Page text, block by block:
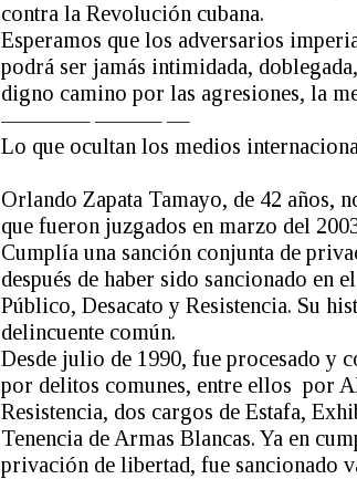
contra la Revolución cubana.
Esperamos que los adversarios
podrá ser jamás intimidada,
digno camino por las agresiones, la
———— ——— —
Lo que ocultan los medios
Orlando Zapata Tamayo, de 42 años,
que fueron juzgados en marzo del
Cumplía una sanción conjunta de
después de haber sido sancionado en
Público, Desacato y Resistencia. Su
delincuente común.
Desde julio de 1990, fue procesado y
por delitos comunes, entre ellos por
Resistencia, dos cargos de Estafa,
Tenencia de Armas Blancas. Ya en
privación de libertad, fue sancionado